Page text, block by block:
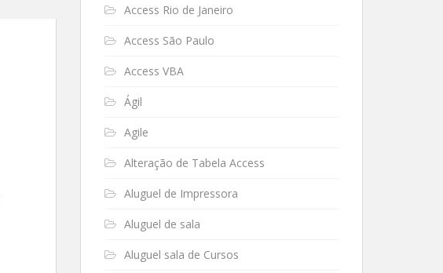
Access Rio de Janeiro
Access São Paulo
Access VBA
Ágil
Agile
Alteração de Tabela Access
Aluguel de Impressora
Aluguel de sala
Aluguel sala de Cursos